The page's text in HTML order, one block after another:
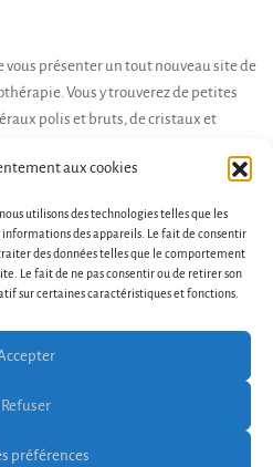
aux cookies
utilisons des technologies telles que les
des appareils. Le fait de consentir
des données telles que le comportement
Le fait de ne pas consentir ou de retirer son
sur certaines caractéristiques et fonctions.
Refuser
préférences
présenter un tout nouveau site de
Vous y trouverez de petites
polis et bruts, de cristaux et
d’achat, et vous conseiller en
de vente et d’utilisation
Powered by